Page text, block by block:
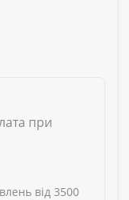
при
від 3500